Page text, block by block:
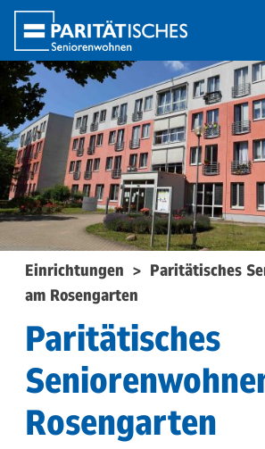
Einrichtungen > Paritätisches
am Rosengarten
Paritätisches
Rosengarten